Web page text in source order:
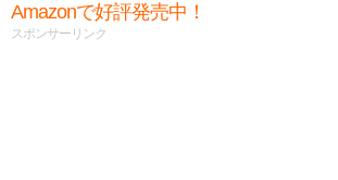
Amazonで好評発売中！
スポンサーリンク